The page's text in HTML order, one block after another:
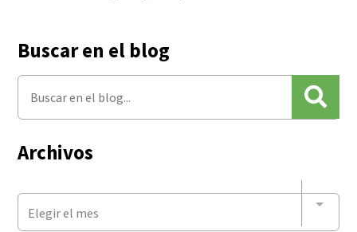
Buscar en el blog
Archivos
Elegir el mes